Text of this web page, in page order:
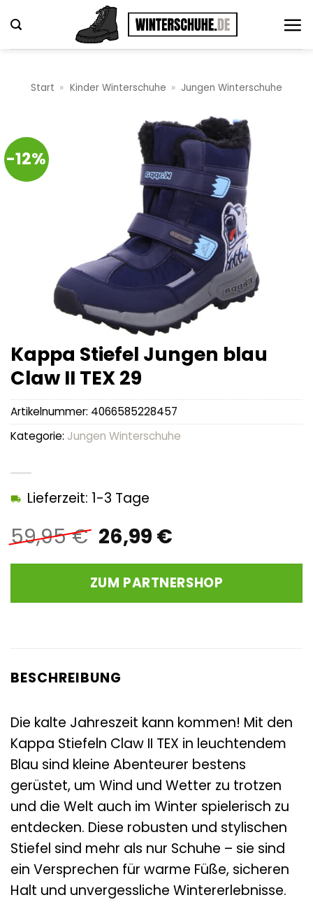
Inhalt
springen
Start » Kinder Winterschuhe » Jungen Winterschuhe
-12%
Kappa Stiefel Jungen blau
Claw II TEX 29
59,95€ Ursprünglicher
Preis
war:
59,95 €
26,99 €Aktueller
ist:
26,99 €.
Lieferzeit: 1-3 Tage
ZUM PARTNERSHOP
Artikelnummer: 4066585228457
Kategorie: Jungen Winterschuhe
BESCHREIBUNG
Die kalte Jahreszeit kann kommen! Mit den
Kappa Stiefeln Claw II TEX in leuchtendem
Blau sind kleine Abenteurer bestens
gerüstet, um Wind und Wetter zu trotzen
und die Welt auch im Winter spielerisch zu
entdecken. Diese robusten und stylischen
Stiefel sind mehr als nur Schuhe – sie sind
ein Versprechen für warme Füße, sicheren
Halt und unvergessliche Wintererlebnisse.